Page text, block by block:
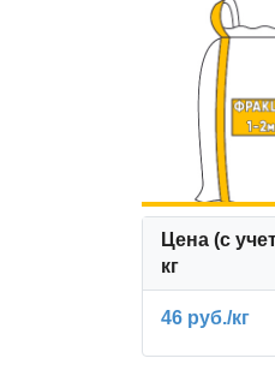
Цена (с
кг
46 руб./кг